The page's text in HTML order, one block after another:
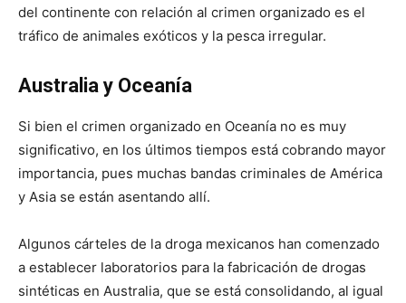
del continente con relación al crimen organizado es el
tráfico de animales exóticos y la pesca irregular.
Australia y Oceanía
Si bien el crimen organizado en Oceanía no es muy
significativo, en los últimos tiempos está cobrando mayor
importancia, pues muchas bandas criminales de América
y Asia se están asentando allí.
Algunos cárteles de la droga mexicanos han comenzado
a establecer laboratorios para la fabricación de drogas
sintéticas en Australia, que se está consolidando, al igual